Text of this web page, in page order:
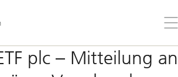
Sie
plc – Mitteilung an